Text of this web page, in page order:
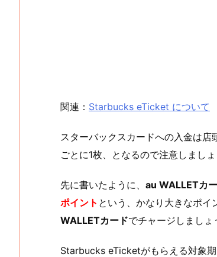
関連： Starbucks eTicket について
スターバックスカードへの入金は
ごとに1枚、となるので注意しましょ
先に書いたように、 au WALLETカ
ポイント という、かなり大きなポイ
WALLETカードでチャージしましょ
Starbucks eTicketがもらえる対象期